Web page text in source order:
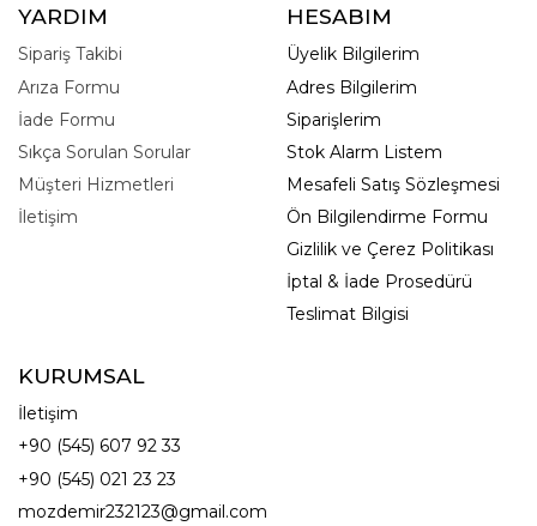
YARDIM
Sipariş Takibi
Arıza Formu
İade Formu
Sıkça Sorulan Sorular
Müşteri Hizmetleri
İletişim
HESABIM
Üyelik Bilgilerim
Adres Bilgilerim
Siparişlerim
Stok Alarm Listem
Mesafeli Satış Sözleşmesi
Ön Bilgilendirme Formu
Gizlilik ve Çerez Politikası
İptal & İade Prosedürü
Teslimat Bilgisi
KURUMSAL
İletişim
+90 (545) 607 92 33
+90 (545) 021 23 23
mozdemir232123@gmail.com